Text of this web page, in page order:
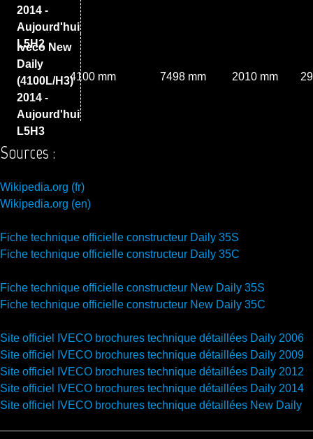
2014 -
Aujourd'hui
L5H2
Iveco New
Daily
(4100L/H3)
2014 -
Aujourd'hui
L5H3
4100 mm 7498 mm 2010 mm
Sources :
Wikipedia.org (fr)
Wikipedia.org (en)
Fiche technique officielle constructeur Daily 35S
Fiche technique officielle constructeur Daily 35C
Fiche technique officielle constructeur New Daily 35S
Fiche technique officielle constructeur New Daily 35C
Site officiel IVECO brochures technique détaillées Daily 2006
Site officiel IVECO brochures technique détaillées Daily 2009
Site officiel IVECO brochures technique détaillées Daily 2012
Site officiel IVECO brochures technique détaillées Daily 2014
Site officiel IVECO brochures technique détaillées New Daily